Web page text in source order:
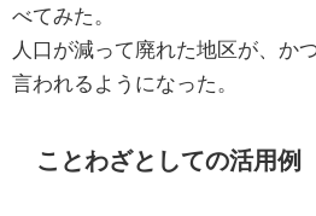
べてみた。
人口が減って廃れた地区が、か
言われるようになった。
ことわざとしての活用例